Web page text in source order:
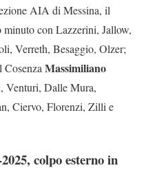
AIA di Messina, il
minuto con Lazzerini, Jallow,
Verreth, Besaggio, Olzer;
Massimiliano
Venturi, Dalle Mura,
Ciervo, Florenzi, Zilli e
colpo esterno in